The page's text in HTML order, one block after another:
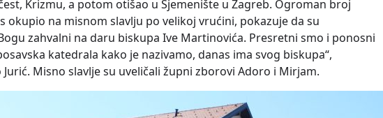
Krizmu, a potom otišao u Sjemenište u Zagreb. Ogroman broj
okupio na misnom slavlju po velikoj vrućini, pokazuje da su
zahvalni na daru biskupa Ive Martinovića. Presretni smo i ponosni
katedrala kako je nazivamo, danas ima svog biskupa“,
Misno slavlje su uveličali župni zborovi Adoro i Mirjam.